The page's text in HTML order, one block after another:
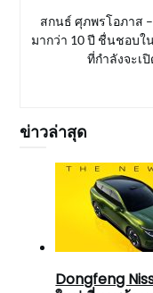
สกนธ์ ศุภพรโอภาส
มากว่า 10 ปี ชื่นชอบ
ที่กำลังจะเ
ข่าวล่าสุด
Dongfeng